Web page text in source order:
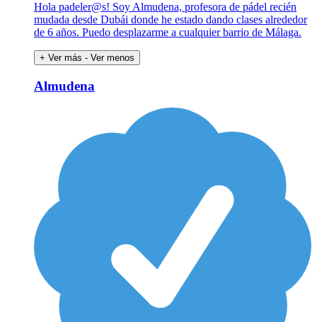
Hola padeler@s! Soy Almudena, profesora de pádel recién
mudada desde Dubái donde he estado dando clases alrededor
de 6 años. Puedo desplazarme a cualquier barrio de Málaga.
+ Ver más - Ver menos
Almudena